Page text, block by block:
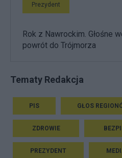
Prezydent
Rok z Nawrockim. Głośne
powrót do Trójmorza
Tematy Redakcja
PIS GŁOS
ZDROWIE
PREZYDENT